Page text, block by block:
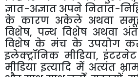
ज्ञात-अज्ञात अपने नितांत-
के कारण अकेले अथवा
विशेष, पन्थ विशेष अथवा
विशेष के मंच के उपयोग
इलेक्ट्रॉनिक मीडिया,इंटरनेट
मीडिया इत्यादि में अत्यंत